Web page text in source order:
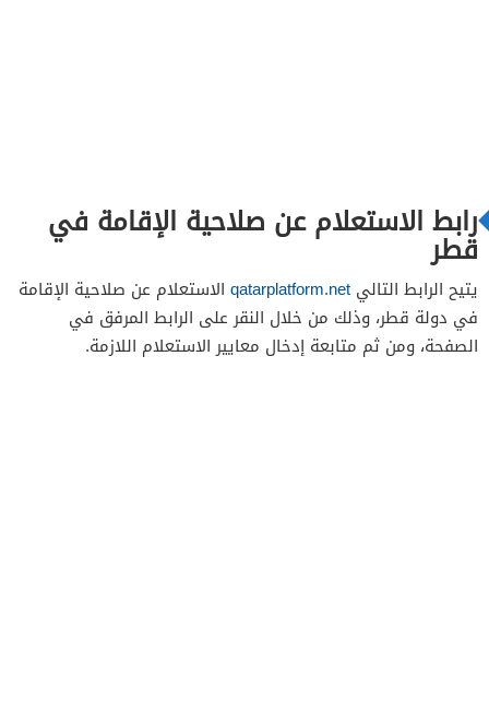
رابط الاستعلام عن صلاحية الإقامة في
قطر
يتيح الرابط التالي qatarplatform.net الاستعلام عن صلاحية الإقامة
في دولة قطر، وذلك من خلال النقر على الرابط المرفق في
الصفحة، ومن ثم متابعة إدخال معايير الاستعلام اللازمة.